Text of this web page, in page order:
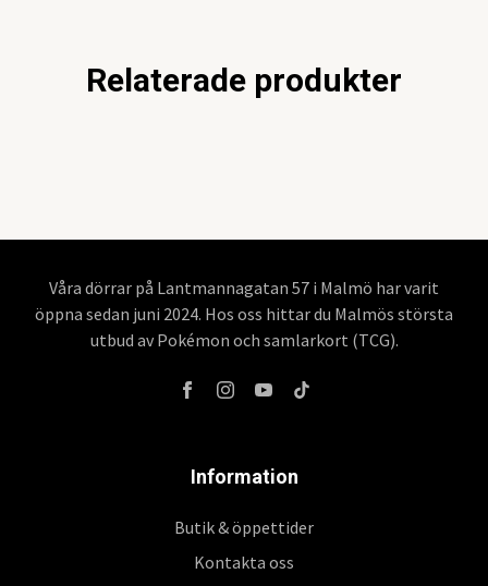
Relaterade produkter
Våra dörrar på Lantmannagatan 57 i Malmö har varit
öppna sedan juni 2024. Hos oss hittar du Malmös största
utbud av Pokémon och samlarkort (TCG).
Information
Butik & öppettider
Kontakta oss